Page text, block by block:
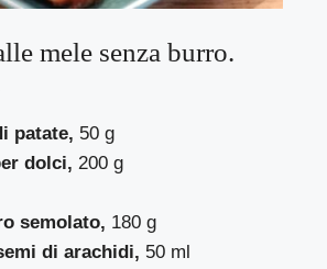
mele senza burro.
patate, 50 g
dolci, 200 g
semolato, 180 g
di arachidi, 50 ml